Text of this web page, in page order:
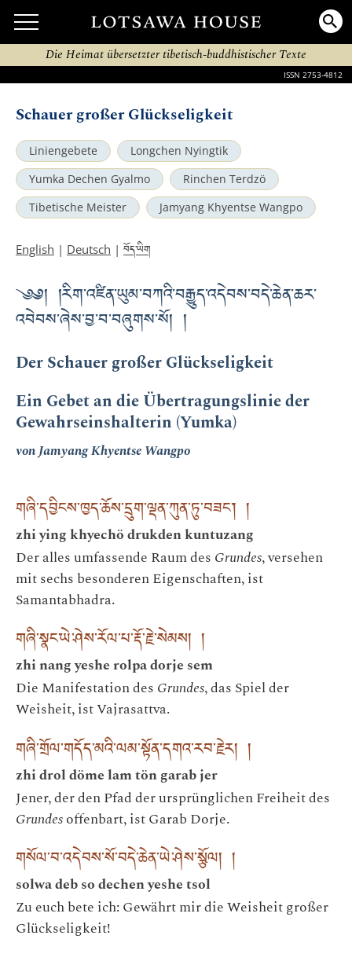
Die Heimat übersetzter tibetisch-buddhistischer Texte
ISSN 2753-4812
Schauer großer Glückseligkeit
Liniengebete
Longchen Nyingtik
Yumka Dechen Gyalmo
Rinchen Terdzö
Tibetische Meister
Jamyang Khyentse Wangpo
English | Deutsch | བོད་ཡིག
༄༅། །རིག་འཛིན་ཡུམ་བཀའི་བརྒྱུད་འདེབས་བདེ་ཆེན་ཆར་
འབེབས་ཞེས་བྱ་བ་བཞུགས་སོ། །
Der Schauer großer Glückseligkeit
Ein Gebet an die Übertragungslinie der
Gewahrseinshalterin (Yumka)
von Jamyang Khyentse Wangpo
གཞི་དབྱིངས་ཁྱད་ཆོས་དྲུག་ལྡན་ཀུན་ཏུ་བཟང་། །
zhi ying khyechö drukden kuntuzang
Der alles umfassende Raum des Grundes, versehen
mit sechs besonderen Eigenschaften, ist
Samantabhadra.
གཞི་སྣང་ཡེ་ཤེས་རོལ་པ་རྡོ་རྗེ་སེམས། །
zhi nang yeshe rolpa dorje sem
Die Manifestation des Grundes, das Spiel der
Weisheit, ist Vajrasattva.
གཞི་གྲོལ་གདོད་མའི་ལམ་སྟོན་དགའ་རབ་རྗེར། །
zhi drol döme lam tön garab jer
Jener, der den Pfad der ursprünglichen Freiheit des
Grundesoffenbart, ist Garab Dorje.
གསོལ་བ་འདེབས་སོ་བདེ་ཆེན་ཡེ་ཤེས་སྩོལ། །
solwa deb so dechen yeshe tsol
Zu euch bete ich: Gewährt mir die Weisheit großer
Glückseligkeit!